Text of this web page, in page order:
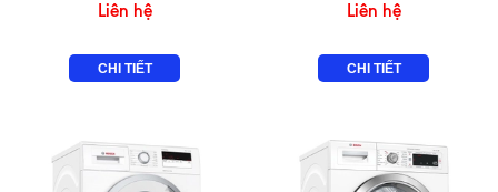
Liên hệ
CHI TIẾT
Liên hệ
CHI TIẾT